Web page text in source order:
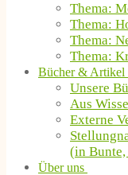
Thema:
Thema:
Thema:
Thema:
Bücher & Artikel
Unsere
Aus
Externe
(in
Über uns